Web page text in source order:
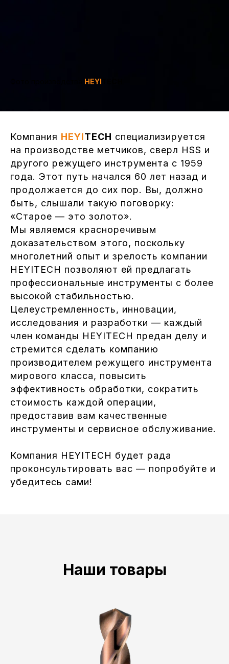
HEYI
Компания HEYITECH специализируется
на производстве метчиков, сверл HSS и
другого режущего инструмента с 1959
года. Этот путь начался 60 лет назад и
продолжается до сих пор. Вы, должно
быть, слышали такую поговорку:
«Старое — это золото».
Мы являемся красноречивым
доказательством этого, поскольку
многолетний опыт и зрелость компании
HEYITECH позволяют ей предлагать
профессиональные инструменты с более
высокой стабильностью.
Целеустремленность, инновации,
исследования и разработки — каждый
член команды HEYITECH предан делу и
стремится сделать компанию
производителем режущего инструмента
мирового класса, повысить
эффективность обработки, сократить
стоимость каждой операции,
предоставив вам качественные
инструменты и сервисное обслуживание.
Компания HEYITECH будет рада
проконсультировать вас — попробуйте и
убедитесь сами!
Наши товары